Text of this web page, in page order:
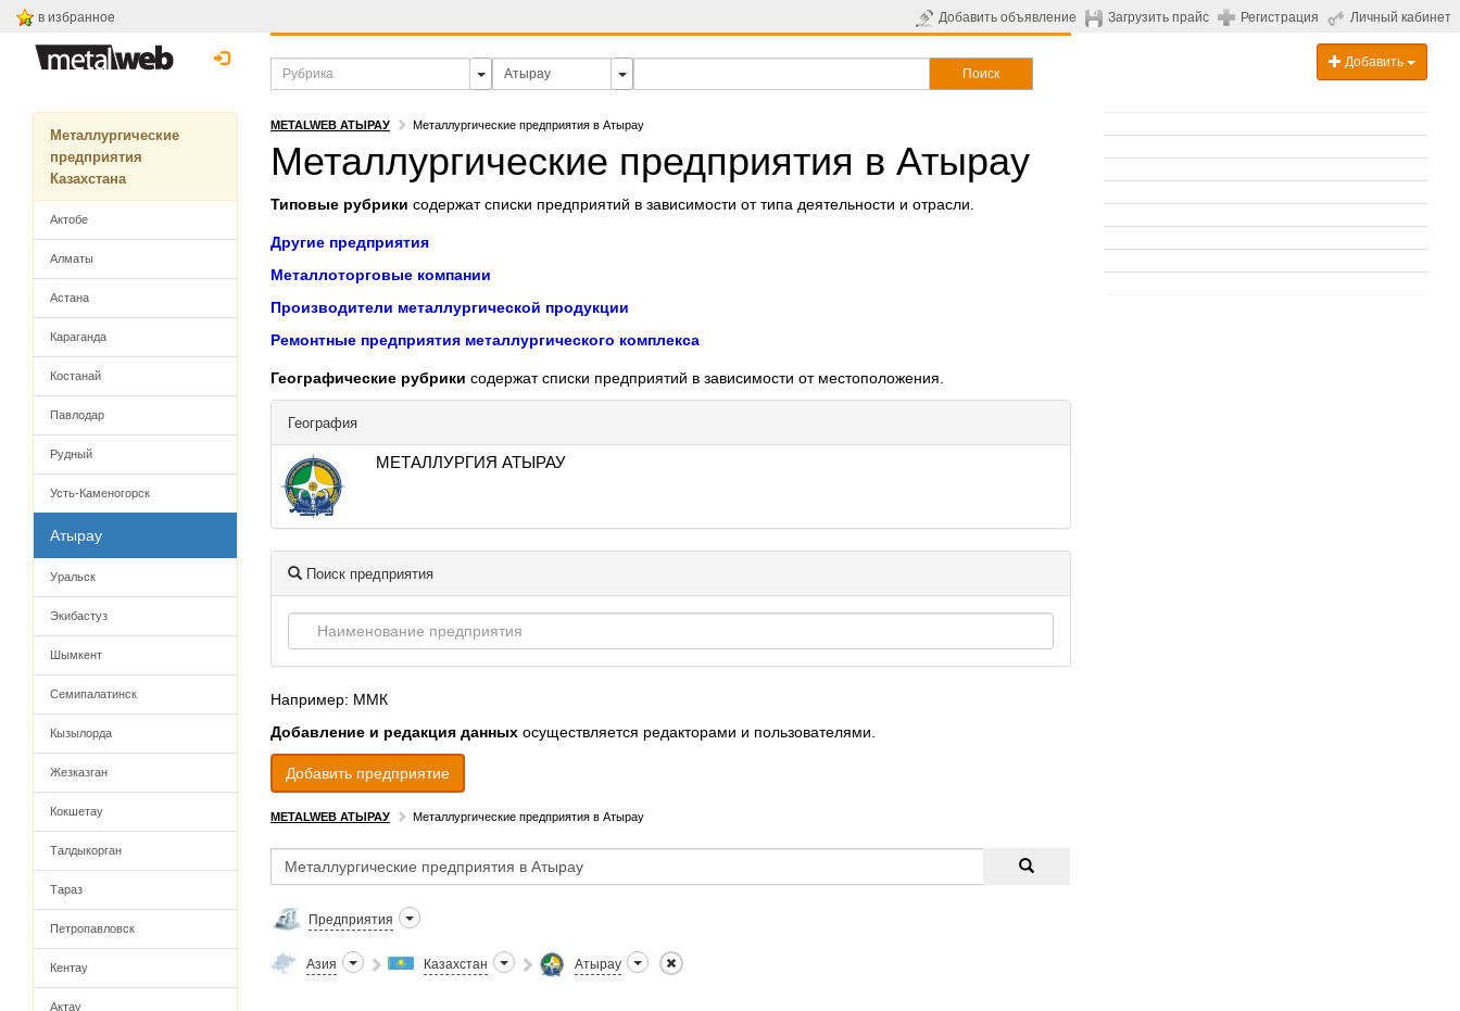
в избранное Добавить объявление Загрузить прайс Регистрация Личный кабинет
Поиск
Добавить
Металлургические
предприятия
Казахстана
Актобе
Алматы
Астана
Караганда
Костанай
Павлодар
Рудный
Усть-Каменогорск
Атырау
Уральск
Экибастуз
Шымкент
Семипалатинск
Кызылорда
Жезказган
Кокшетау
Талдыкорган
Тараз
Петропавловск
Кентау
Актау
METALWEB АТЫРАУ Металлургические предприятия в Атырау
Металлургические предприятия в Атырау
Типовые рубрики содержат списки предприятий в зависимости от типа деятельности и отрасли.
Другие предприятия
Металлоторговые компании
Производители металлургической продукции
Ремонтные предприятия металлургического комплекса
Географические рубрики содержат списки предприятий в зависимости от местоположения.
География
МЕТАЛЛУРГИЯ АТЫРАУ
Поиск предприятия
Например: ММК
Добавление и редакция данных осуществляется редакторами и пользователями.
Добавить предприятие
METALWEB АТЫРАУ Металлургические предприятия в Атырау
Предприятия
Азия Казахстан Атырау